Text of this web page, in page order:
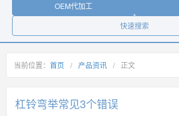
OEM代加工
快速搜索
当前位置： 首页 / 产品资讯 / 正文
杠铃弯举常见3个错误